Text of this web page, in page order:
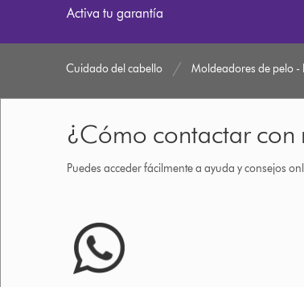
Activa tu garantía
Cuidado del cabello Moldeadores de pelo -
¿Cómo contactar con
Puedes acceder fácilmente a ayuda y consejos